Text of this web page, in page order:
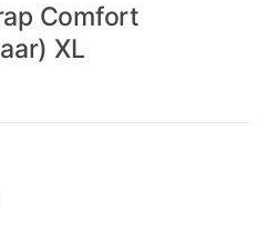
Comfort
XL